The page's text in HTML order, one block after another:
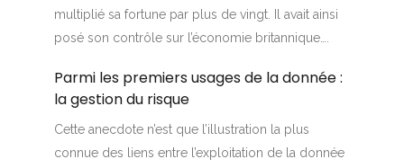
multiplié sa fortune par plus de vingt. Il avait ainsi
posé son contrôle sur l’économie britannique….
Parmi les premiers usages de la donnée :
la gestion du risque
Cette anecdote n’est que l’illustration la plus
connue des liens entre l’exploitation de la donnée